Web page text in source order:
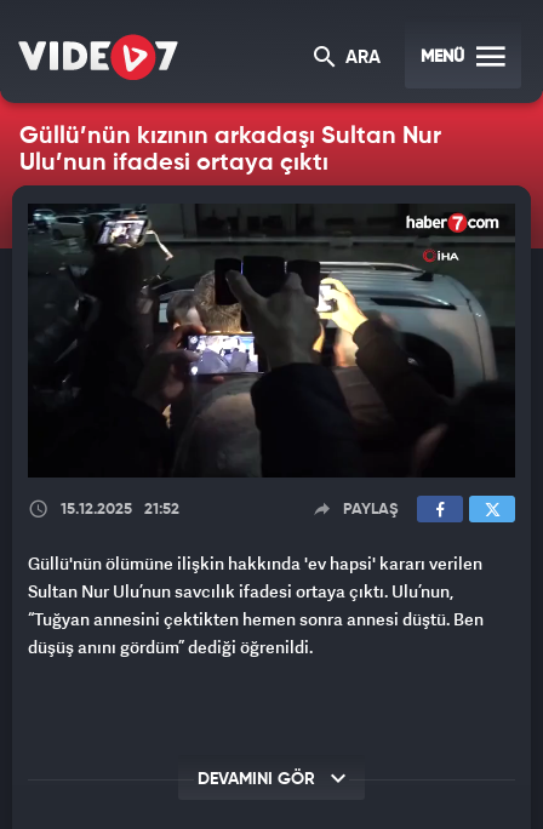
ARA MENÜ
Güllü’nün kızının arkadaşı Sultan Nur
Ulu’nun ifadesi ortaya çıktı
15.12.2025 21:52 PAYLAŞ
Güllü'nün ölümüne ilişkin hakkında 'ev hapsi' kararı verilen
Sultan Nur Ulu’nun savcılık ifadesi ortaya çıktı. Ulu’nun,
“Tuğyan annesini çektikten hemen sonra annesi düştü. Ben
düşüş anını gördüm” dediği öğrenildi.
DEVAMINI GÖR